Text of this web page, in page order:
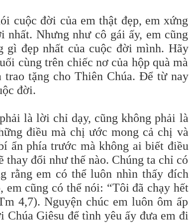
cuộc đời của em thật đẹp, em xứng
Nhưng như cô gái ấy, em cũng
gì đẹp nhất của cuộc đời mình. Hãy
cùng trên chiếc nơ của hộp quà mà
tặng cho Thiên Chúa. Để từ nay
đời.
là lời chỉ dạy, cũng không phải là
điều mà chị ước mong cả chị và
ẩn phía trước mà không ai biết điều
thay đổi như thế nào. Chúng ta chỉ có
rằng em có thể luôn nhìn thấy đích
em cũng có thể nói: “Tôi đã chạy hết
4,7). Nguyện chúc em luôn ôm ấp
Giêsu để tình yêu ấy đưa em đi